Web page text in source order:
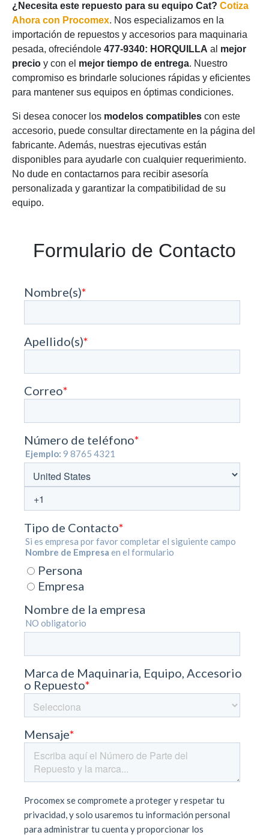
¿Necesita este repuesto para su equipo Cat? Cotiza
Ahora con Procomex. Nos especializamos en la
importación de repuestos y accesorios para maquinaria
pesada, ofreciéndole 477-9340: HORQUILLA al mejor
precio y con el mejor tiempo de entrega. Nuestro
compromiso es brindarle soluciones rápidas y eficientes
para mantener sus equipos en óptimas condiciones.
Si desea conocer los modelos compatibles con este
accesorio, puede consultar directamente en la página del
fabricante. Además, nuestras ejecutivas están
disponibles para ayudarle con cualquier requerimiento.
No dude en contactarnos para recibir asesoría
personalizada y garantizar la compatibilidad de su
equipo.
Formulario de Contacto